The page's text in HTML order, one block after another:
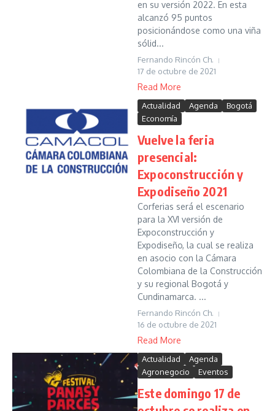
en su versión 2022. En esta
alcanzó 95 puntos
posicionándose como una viña
sólid...
Fernando Rincón Ch.
17 de octubre de 2021
Read More
Actualidad Agenda
Bogotá
Economía
Vuelve la feria
presencial:
Expoconstrucción y
Expodiseño 2021
Corferias será el escenario
para la XVI versión de
Expoconstrucción y
Expodiseño, la cual se realiza
en asocio con la Cámara
Colombiana de la Construcción
y su regional Bogotá y
Cundinamarca. ...
Fernando Rincón Ch.
16 de octubre de 2021
Read More
Actualidad
Agenda
Agronegocio
Eventos
Este domingo 17 de